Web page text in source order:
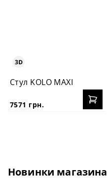
Стул KOLO MAXI
7571 грн.
Новинки магазина